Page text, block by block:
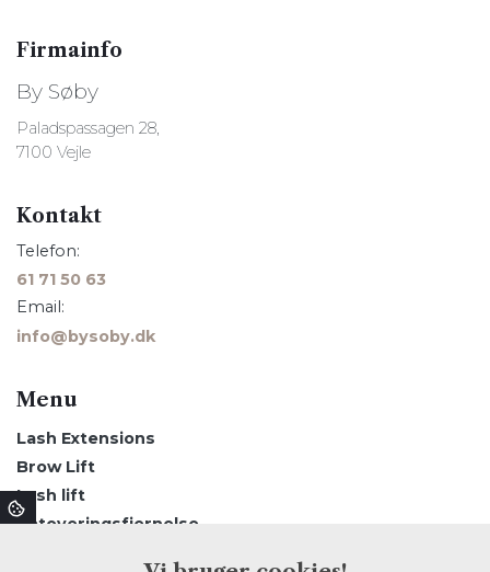
Firmainfo
By Søby
Paladspassagen 28,
7100 Vejle
Kontakt
Telefon:
61 71 50 63
Email:
info@bysoby.dk
Menu
Lash Extensions
Brow Lift
Lash lift
Tatoveringsfjernelse